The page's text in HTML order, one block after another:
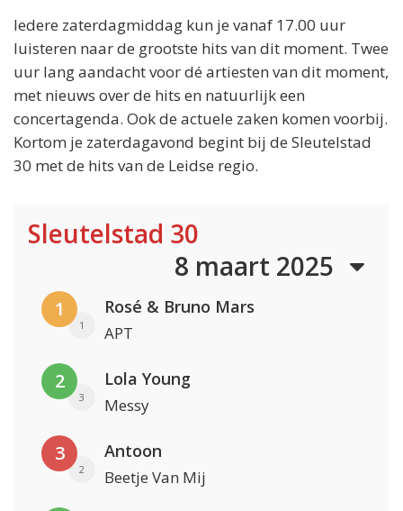
Iedere zaterdagmiddag kun je vanaf 17.00 uur
luisteren naar de grootste hits van dit moment. Twee
uur lang aandacht voor dé artiesten van dit moment,
met nieuws over de hits en natuurlijk een
concertagenda. Ook de actuele zaken komen voorbij.
Kortom je zaterdagavond begint bij de Sleutelstad
30 met de hits van de Leidse regio.
Sleutelstad 30
8 maart 2025
1
1
Rosé & Bruno Mars
APT
2
3
Lola Young
Messy
3
2
Antoon
Beetje Van Mij